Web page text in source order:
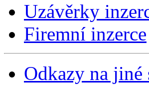
Uzávěrky
Firemní inzerce
Odkazy na jiné